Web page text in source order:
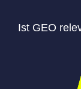
Ist GEO